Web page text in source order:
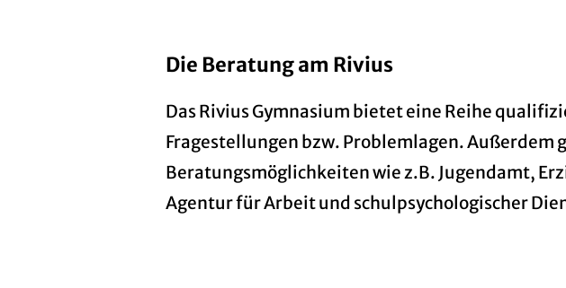
Die Beratung am Rivius
Das Rivius Gymnasium bietet eine Reihe
Fragestellungen bzw. Problemlagen. Außerdem
Beratungsmöglichkeiten wie z.B. Jugendamt,
Agentur für Arbeit und schulpsychologischer